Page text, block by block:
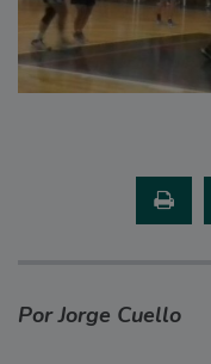
Por Jorge Cuello